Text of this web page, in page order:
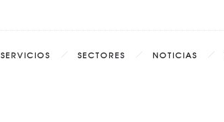
SERVICIOS SECTORES NOTICIAS